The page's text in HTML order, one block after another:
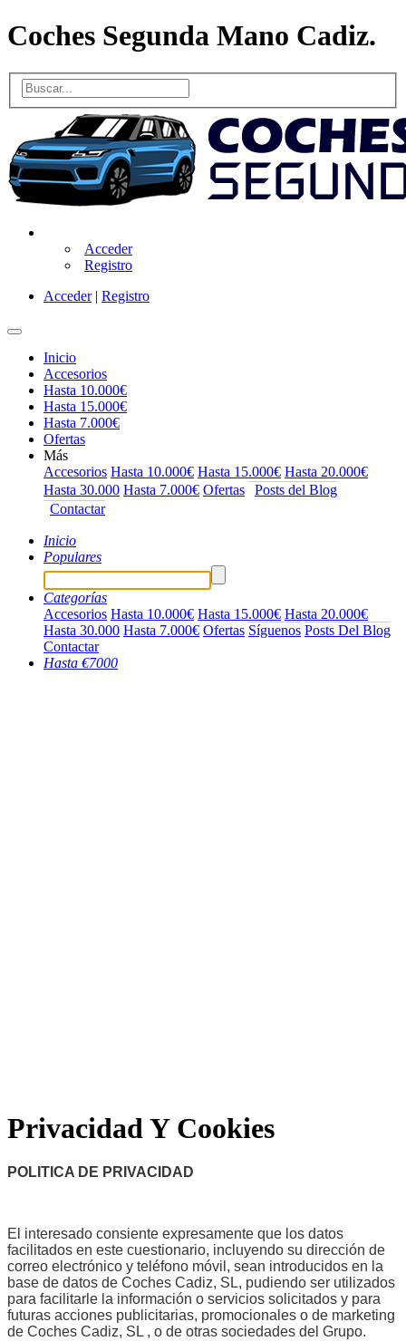
Coches Segunda Mano Cadiz.
Acceder
Registro
Acceder| Registro
Inicio
Accesorios
Hasta 10.000€
Hasta 15.000€
Hasta 7.000€
Ofertas
Más
Accesorios Hasta 10.000€ Hasta 15.000€ Hasta 20.000€
Hasta 30.000 Hasta 7.000€ Ofertas
Posts del Blog
Contactar
Inicio
Populares
Categorías
Accesorios Hasta 10.000€ Hasta 15.000€ Hasta 20.000€
Hasta 30.000 Hasta 7.000€ Ofertas Síguenos Posts Del Blog
Contactar
Hasta €7000
Privacidad Y Cookies
POLITICA DE PRIVACIDAD
El interesado consiente expresamente que los datos
facilitados en este cuestionario, incluyendo su dirección de
correo electrónico y teléfono móvil, sean introducidos en la
base de datos de Coches Cadiz, SL, pudiendo ser utilizados
para facilitarle la información o servicios solicitados y para
futuras acciones publicitarias, promocionales o de marketing
de Coches Cadiz, SL , o de otras sociedades del Grupo.